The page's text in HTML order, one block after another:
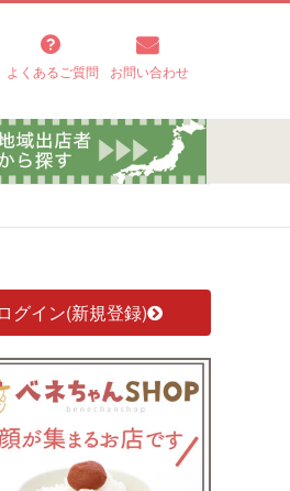
よくあるご質問 お問い合わせ
ログイン(新規登録)